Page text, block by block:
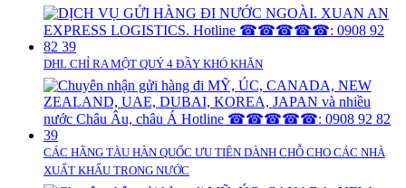
DHL CHỈ RA MỘT QUÝ 4 ĐẦY KHÓ KHĂN
CÁC HÃNG TÀU HÀN QUỐC ƯU TIÊN DÀNH CHỖ CHO CÁC NHÀ
XUẤT KHẨU TRONG NƯỚC